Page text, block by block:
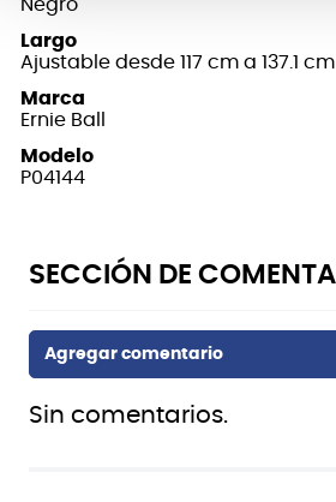
Negro
Largo
Ajustable desde 117 cm a 137.1 cm
Marca
Ernie Ball
Modelo
P04144
Sin comentarios.